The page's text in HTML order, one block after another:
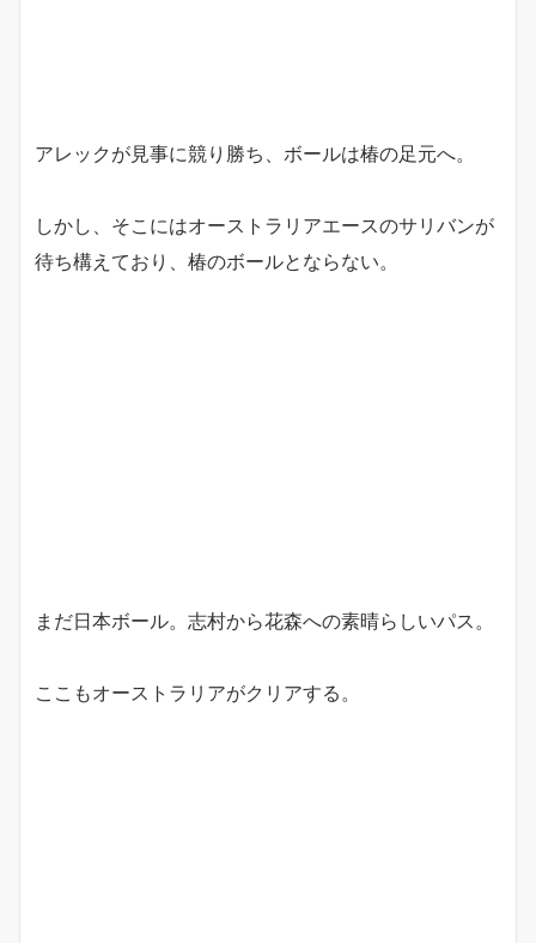
アレックが見事に競り勝ち、ボールは椿の足元へ。
しかし、そこにはオーストラリアエースのサリバンが
待ち構えており、椿のボールとならない。
まだ日本ボール。志村から花森への素晴らしいパス。
ここもオーストラリアがクリアする。